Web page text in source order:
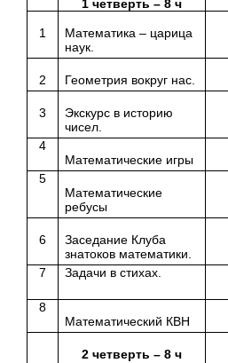
1 четверть – 8 ч
1
Математика – царица
наук.
2 Геометрия вокруг нас.
3
Экскурс в историю
чисел.
4
Математические игры
5
Математические
ребусы
6
Заседание Клуба
знатоков математики.
7
Задачи в стихах.
8
Математический КВН
2 четверть – 8 ч